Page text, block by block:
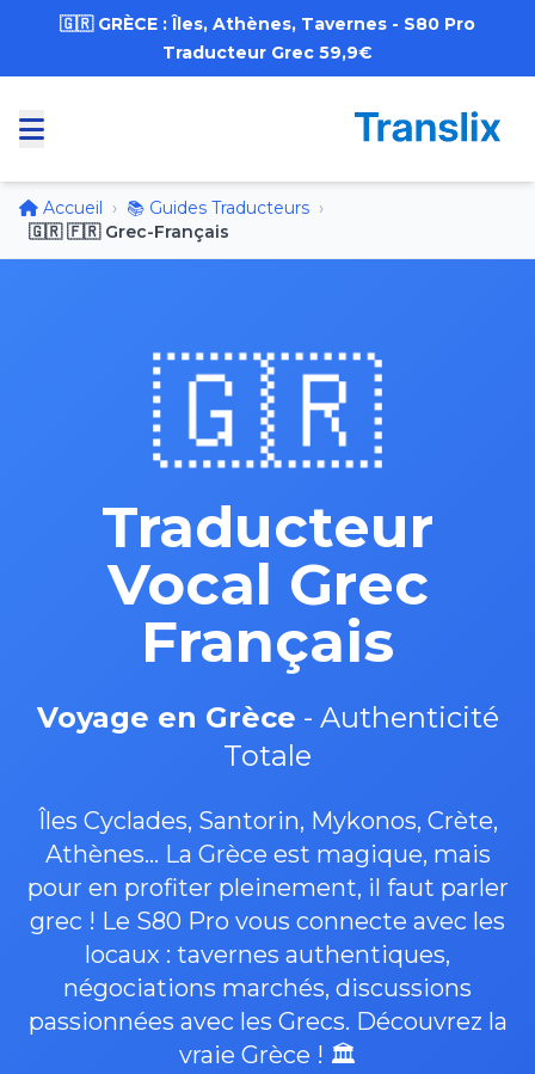
🇬🇷 GRÈCE : Îles, Athènes, Tavernes - S80 Pro
Traducteur Grec 59,9€
Accueil › 📚 Guides Traducteurs ›
🇬🇷 🇫🇷 Grec-Français
🇬🇷
Traducteur
Vocal Grec
Français
Voyage en Grèce - Authenticité
Totale
Îles Cyclades, Santorin, Mykonos, Crète,
Athènes... La Grèce est magique, mais
pour en profiter pleinement, il faut parler
grec ! Le S80 Pro vous connecte avec les
locaux : tavernes authentiques,
négociations marchés, discussions
passionnées avec les Grecs. Découvrez la
vraie Grèce ! 🏛️